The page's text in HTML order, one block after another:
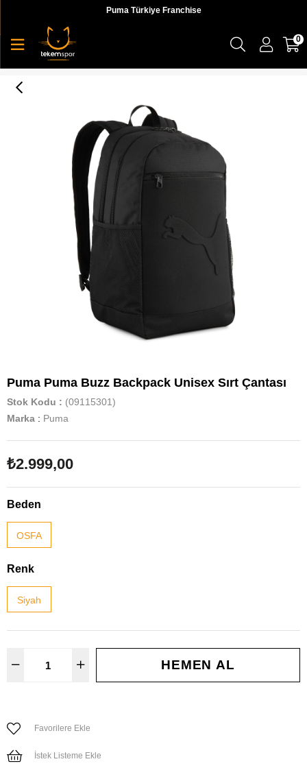
Puma Türkiye Franchise
0
Puma Puma Buzz Backpack Unisex Sırt Çantası
Stok Kodu
(09115301)
Marka : Puma
₺2.999,00
Beden
OSFA
Renk
Siyah
Favorilere Ekle
İstek Listeme Ekle